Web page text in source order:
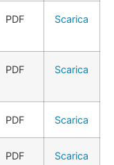
PDF Scarica
PDF Scarica
PDF Scarica
PDF Scarica